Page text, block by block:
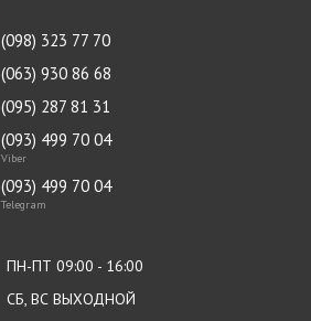
(098) 323 77 70
(063) 930 86 68
(095) 287 81 31
(093) 499 70 04
Viber
(093) 499 70 04
Telegram
ПН-ПТ 09:00 - 16:00
СБ, ВС ВЫХОДНОЙ